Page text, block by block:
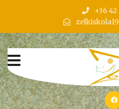
+36 42